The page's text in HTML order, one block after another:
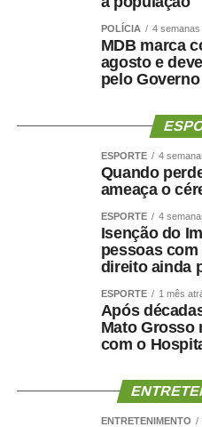
composição liderada pelo
Na nota desta sexta-feira,
afirmou que quem pretende
demonstrar capacidade de
“Quem pretende governar
tudo, demonstrar que sua
respeitar compromissos,
aceitaram caminhar ao seu
O empresário também
naturalizar o episódio como
“Não faço política dessa
naturalizar esse tipo de
consciência tranquila e
decisão aos responsáveis
POLÍCIA 4 semanas
MDB marca
agosto e
pelo
ESPORTE 4
Quando
ameaça o
ESPORTE 4
Isenção do
pessoas
direito ainda
ESPORTE 1 mês
Após
Mato Grosso
com o
ENTRETENIMENTO